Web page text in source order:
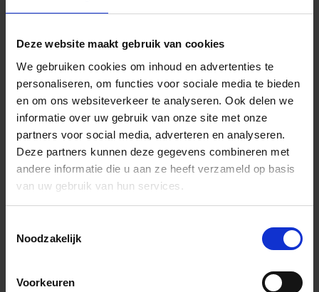
Deze website maakt gebruik van cookies
We gebruiken cookies om inhoud en advertenties te
personaliseren, om functies voor sociale media te bieden
en om ons websiteverkeer te analyseren. Ook delen we
informatie over uw gebruik van onze site met onze
partners voor social media, adverteren en analyseren.
Deze partners kunnen deze gegevens combineren met
andere informatie die u aan ze heeft verzameld op basis
van uw gebruik van hun services.
Noodzakelijk
Voorkeuren